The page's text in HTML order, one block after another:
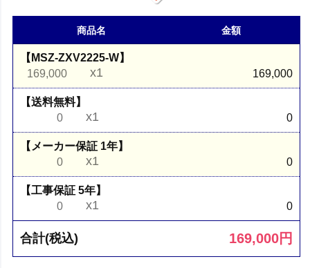
商品名 金額
【MSZ-ZXV2225-W】
169,000
x1 169,000
【送料無料】
0
x1 0
【メーカー保証 1年】
0
x1 0
【工事保証 5年】
0
x1 0
合計(税込) 169,000円